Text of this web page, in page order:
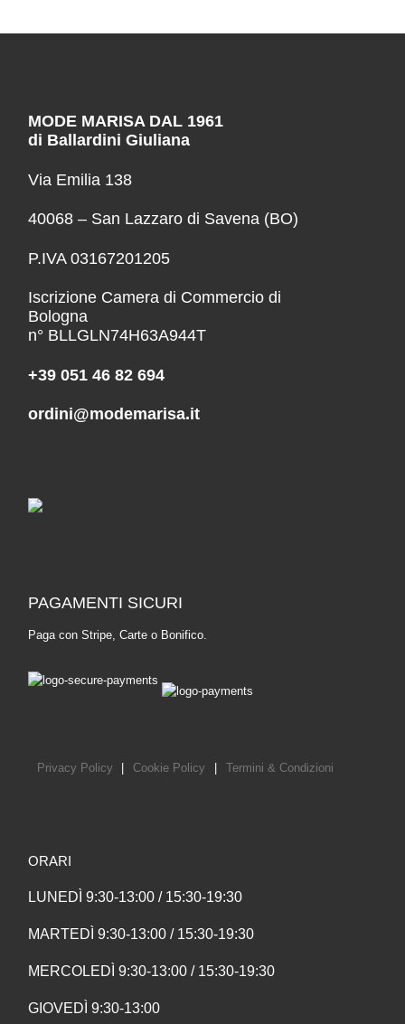
MODE MARISA DAL 1961
di Ballardini Giuliana
Via Emilia 138
40068 – San Lazzaro di Savena (BO)
P.IVA 03167201205
Iscrizione Camera di Commercio di
Bologna
n° BLLGLN74H63A944T
+39 051 46 82 694
ordini@modemarisa.it
PAGAMENTI SICURI
Paga con Stripe, Carte o Bonifico.
Privacy Policy Cookie Policy Termini & Condizioni
ORARI
LUNEDÌ 9:30-13:00 / 15:30-19:30
MARTEDÌ 9:30-13:00 / 15:30-19:30
MERCOLEDÌ 9:30-13:00 / 15:30-19:30
GIOVEDÌ 9:30-13:00